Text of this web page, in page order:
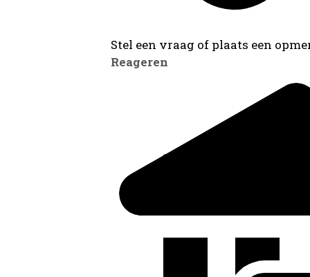
Stel een vraag of plaats een
Reageren